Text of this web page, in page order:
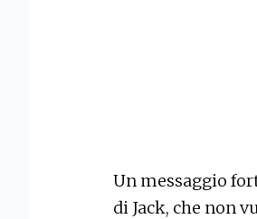
Un messaggio
di Jack, che non